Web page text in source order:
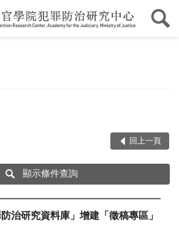
回上一頁
顯示條件查詢
治研究資料庫」增建「徵稿專區」